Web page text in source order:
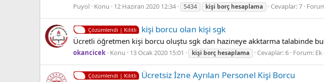
Puyol Konu 12 Haziran 2020 12:34 5434 kişi borç hesaplama Cevaplar: 7
Çözümlendi | Kilitli kişi borcu olan kişi sgk
Ücretli öğretmen kişi borcu oluştu sgk dan hazineye akktarma talabinde
okancicek Konu 13 Ocak 2020 15:01 kişi borç hesaplama Cevaplar: 6 Forum:
Çözümlendi | Kilitli Ücretsiz İzne Ayrılan Personel Kişi Borcu